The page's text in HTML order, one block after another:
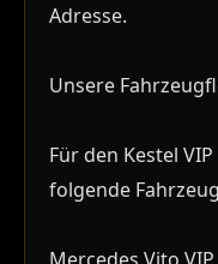
Adresse.
Unsere
Für den Kestel
folgende
Mercedes Vito VIP